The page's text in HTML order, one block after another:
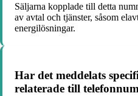
Säljarna kopplade till detta
av avtal och tjänster, såsom
energilösningar.
Har det meddelats
relaterade till